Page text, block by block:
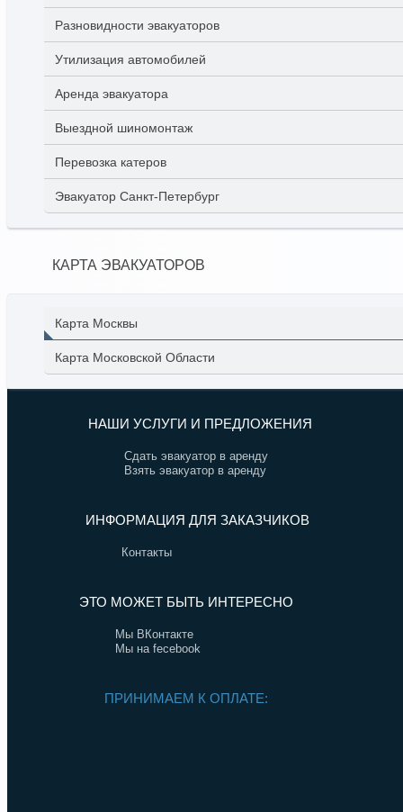
Разновидности эвакуаторов
Утилизация автомобилей
Аренда эвакуатора
Выездной шиномонтаж
Перевозка катеров
Эвакуатор Санкт-Петербург
КАРТА ЭВАКУАТОРОВ
Карта Москвы
Карта Московской Области
НАШИ УСЛУГИ И ПРЕДЛОЖЕНИЯ
Сдать эвакуатор в аренду
Взять эвакуатор в аренду
ИНФОРМАЦИЯ ДЛЯ ЗАКАЗЧИКОВ
Контакты
ЭТО МОЖЕТ БЫТЬ ИНТЕРЕСНО
Мы ВКонтакте
Мы на fecebook
ПРИНИМАЕМ К ОПЛАТЕ: